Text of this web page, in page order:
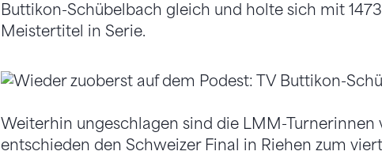
Buttikon-Schübelbach gleich und holte sich mit
Meistertitel in Serie.
Weiterhin ungeschlagen sind die LMM-Turnerinnen
entschieden den Schweizer Final in Riehen zum